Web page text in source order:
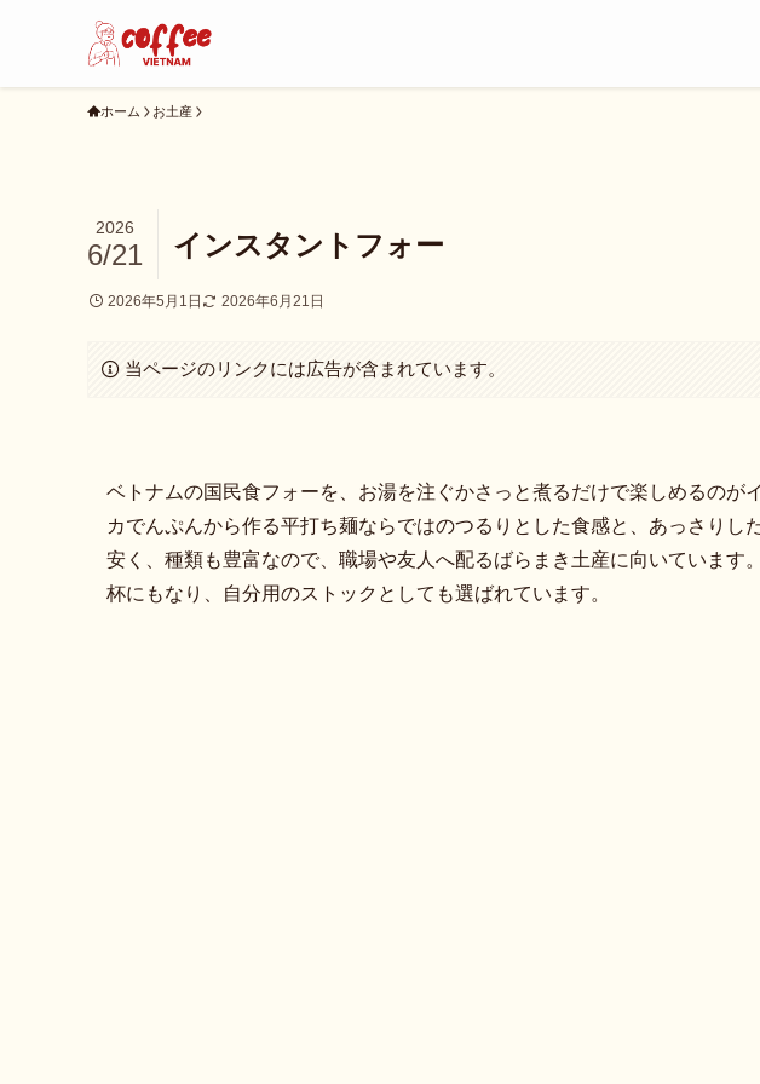
ホーム お土産
インスタントフォー
2026
6/21
2026年5月1日 2026年6月21日
当ページのリンクには広告が含まれています。
ベトナムの国民食フォーを、お湯を注ぐかさっと煮るだけで楽しめるのが
カでんぷんから作る平打ち麺ならではのつるりとした食感と、あっさりし
安く、種類も豊富なので、職場や友人へ配るばらまき土産に向いています
杯にもなり、自分用のストックとしても選ばれています。